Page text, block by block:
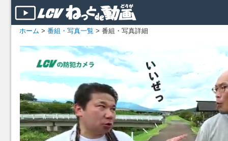
ホーム > 番組・写真一覧 > 番組・写真詳細